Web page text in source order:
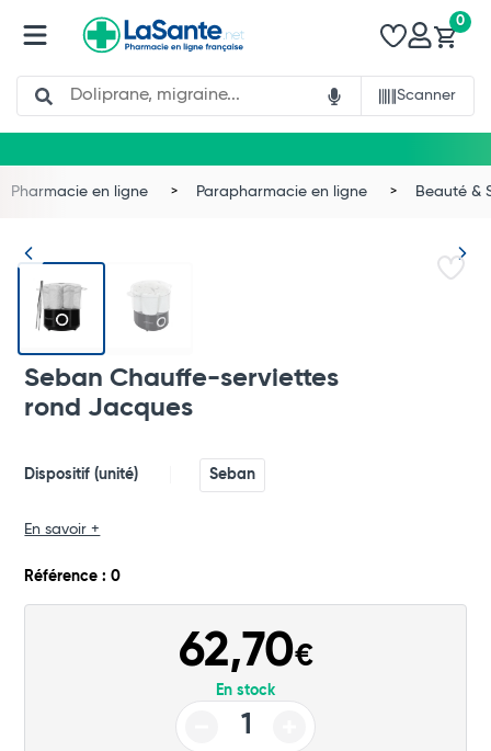
Search
Scanner
0
Total
Commander
Pharmacie en ligne Parapharmacie en ligne Beauté &
Seban Chauffe-serviettes
rond Jacques
Dispositif (unité) Seban
En savoir +
Référence : 0
62,70€
En stock